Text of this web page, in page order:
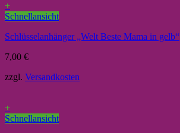
+
Schnellansicht
Schlüsselanhänger „Welt Beste Mama in gelb“
7,00 €
zzgl. Versandkosten
+
Schnellansicht